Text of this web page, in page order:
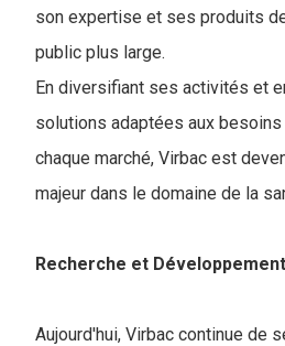
son expertise et ses produits
public plus large.
En diversifiant ses activités et
solutions adaptées aux
chaque marché, Virbac est
majeur dans le domaine de la
Recherche et Développement
Aujourd'hui, Virbac continue de